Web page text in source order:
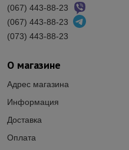
О магазине
Адрес магазина
Информация
Доставка
Оплата
(067) 443-88-23
(067) 443-88-23
(073) 443-88-23